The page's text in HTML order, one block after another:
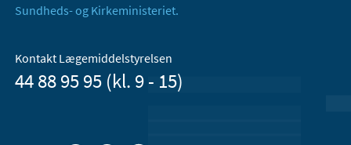
Sundheds- og Kirkeministeriet.
Kontakt Lægemiddelstyrelsen
44 88 95 95 (kl. 9 - 15)